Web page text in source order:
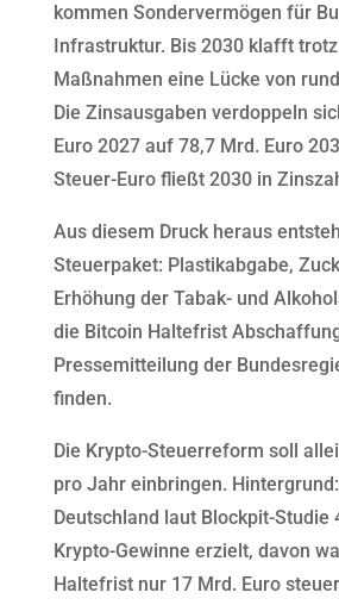
kommen Sondervermögen für
Infrastruktur. Bis 2030 klafft
Maßnahmen eine Lücke von
Die Zinsausgaben verdoppeln
Euro 2027 auf 78,7 Mrd. Euro
Steuer-Euro fließt 2030 in
Aus diesem Druck heraus
Steuerpaket: Plastikabgabe,
Erhöhung der Tabak- und
die Bitcoin Haltefrist
Pressemitteilung der
finden.
Die Krypto-Steuerreform soll
pro Jahr einbringen.
Deutschland laut Blockpit-Studie
Krypto-Gewinne erzielt, davon
Haltefrist nur 17 Mrd. Euro